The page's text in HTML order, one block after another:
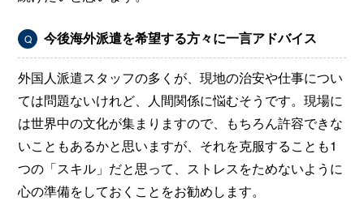
Q 今後海外派遣を希望する方々に一言アドバイス
外国人派遣スタッフの多くが、現地の治安や仕事につい
ては問題ないけれど、人間関係に悩むそうです。現場に
は世界中の文化が集まりますので、もちろん許容できな
いこともあるかと思いますが、それを克服することも1
つの「スキル」だと思って、ストレスをためないように
心の準備をしておくことをお勧めします。